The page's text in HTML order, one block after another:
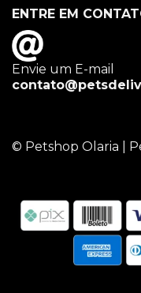
ENTRE EM
Envie um E-mail
© Petshop Olaria |